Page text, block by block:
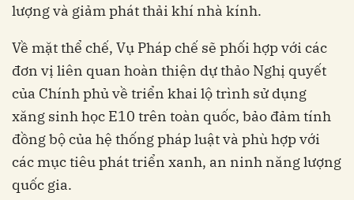
lượng và giảm phát thải khí nhà kính.
Về mặt thể chế, Vụ Pháp chế sẽ phối hợp với các
đơn vị liên quan hoàn thiện dự thảo Nghị quyết
của Chính phủ về triển khai lộ trình sử dụng
xăng sinh học E10 trên toàn quốc, bảo đảm tính
đồng bộ của hệ thống pháp luật và phù hợp với
các mục tiêu phát triển xanh, an ninh năng lượng
quốc gia.